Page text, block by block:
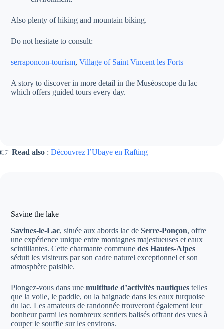
Also plenty of hiking and mountain biking.
Do not hesitate to consult:
serraponcon-tourism,Village of Saint Vincent les Forts
A story to discover in more detail in the Muséoscope du lac
which offers guided tours every day.
👉 Read also : Découvrez l’Ubaye en Rafting
Savine the lake
Savines-le-Lac, située aux abords lac deSerre-Ponçon, offre
une expérience unique entre montagnes majestueuses et eaux
scintillantes. Cette charmante communedes Hautes-Alpes
séduit les visiteurs par son cadre naturel exceptionnel et son
atmosphère paisible.
Plongez-vous dans unemultitude d’activités nautiques telles
que la voile, le paddle, ou la baignade dans les eaux turquoise
du lac. Les amateurs de randonnée trouveront également leur
bonheur parmi les nombreux sentiers balisés offrant des vues à
couper le souffle sur les environs.